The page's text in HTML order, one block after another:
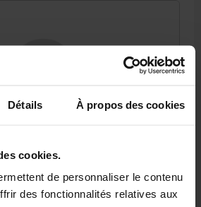
Détails À propos des cookies
cookies.
de personnaliser le contenu
des fonctionnalités relatives aux
MINI, D4=30, D1/D2=8
NM=12,5 DAMÈTRE EXTÉRIEUR=30